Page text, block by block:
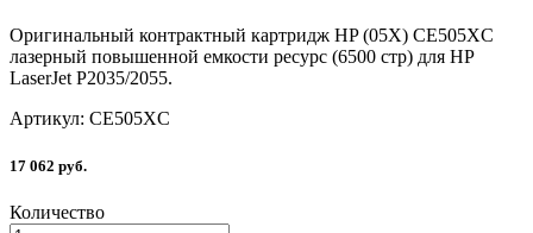
Оригинальный контрактный картридж HP (05X) CE505XC
лазерный повышенной емкости ресурс (6500 стр) для HP
LaserJet P2035/2055.
Артикул: CE505XC
17 062 руб.
Количество